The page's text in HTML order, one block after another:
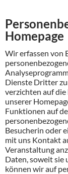
Homepage
Wir erfassen von
Dienste Dritter
verzichten auf
unserer
Funktionen auf
Besucherin oder
mit uns Kontakt
Veranstaltung
Daten, soweit sie
können wir auf